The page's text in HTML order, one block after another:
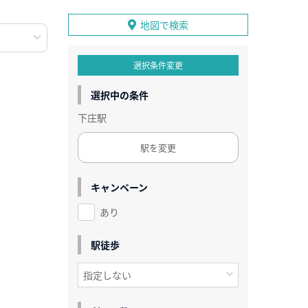
地図で検索
選択条件変更
選択中の条件
下庄駅
駅を変更
キャンペーン
あり
駅徒歩